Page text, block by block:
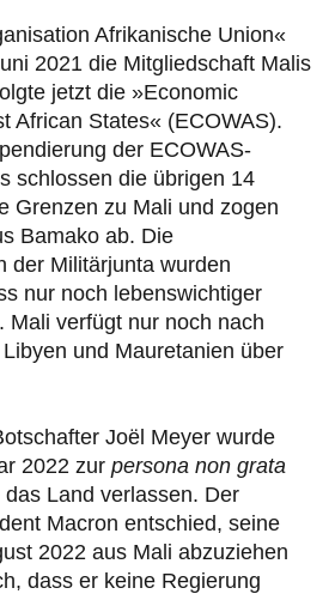
Afrikanische Union«
2021 die Mitgliedschaft Malis
jetzt die »Economic
African States« (ECOWAS).
der ECOWAS-
schlossen die übrigen 14
Grenzen zu Mali und zogen
Bamako ab. Die
der Militärjunta wurden
nur noch lebenswichtiger
Mali verfügt nur noch nach
und Mauretanien über
Joël Meyer wurde
2022 zur persona non grata
Land verlassen. Der
Macron entschied, seine
2022 aus Mali abzuziehen
dass er keine Regierung